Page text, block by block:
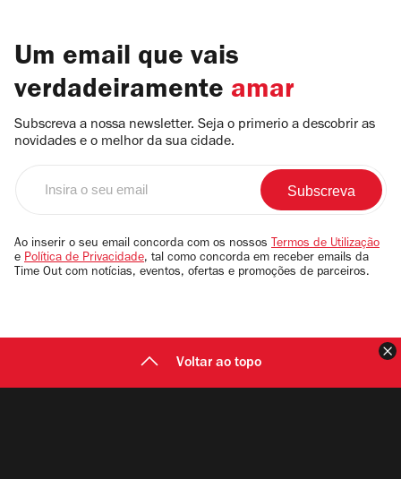
Um email que vais
verdadeiramente amar
Subscreva a nossa newsletter. Seja o primerio a descobrir as
novidades e o melhor da sua cidade.
email
Ao inserir o seu email concorda com os nossos Termos de Utilização
e Política de Privacidade, tal como concorda em receber emails da
Time Out com notícias, eventos, ofertas e promoções de parceiros.
Voltar ao topo